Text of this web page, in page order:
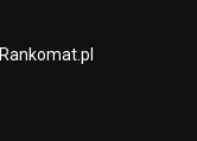
Rankomat.pl